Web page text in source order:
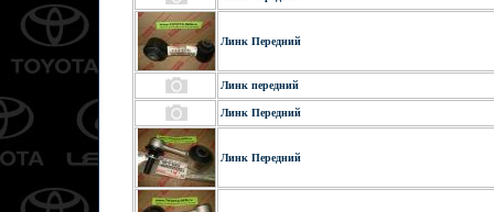
Линк Передний
Линк передний
Линк Передний
Линк Передний